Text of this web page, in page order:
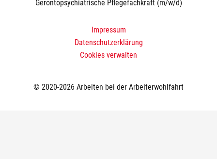
Gerontopsychiatrische Pflegefachkraft (m/w/d)
Impressum
Datenschutzerklärung
Cookies verwalten
© 2020-2026 Arbeiten bei der Arbeiterwohlfahrt